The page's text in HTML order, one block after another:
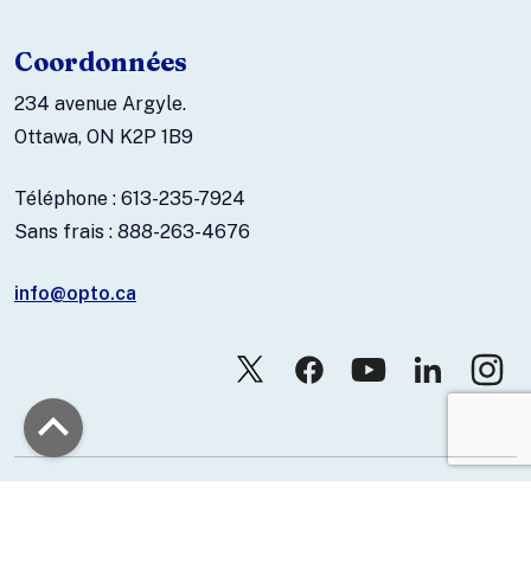
Coordonnées
234 avenue Argyle.
Ottawa, ON K2P 1B9
Téléphone : 613-235-7924
Sans frais : 888-263-4676
info@opto.ca